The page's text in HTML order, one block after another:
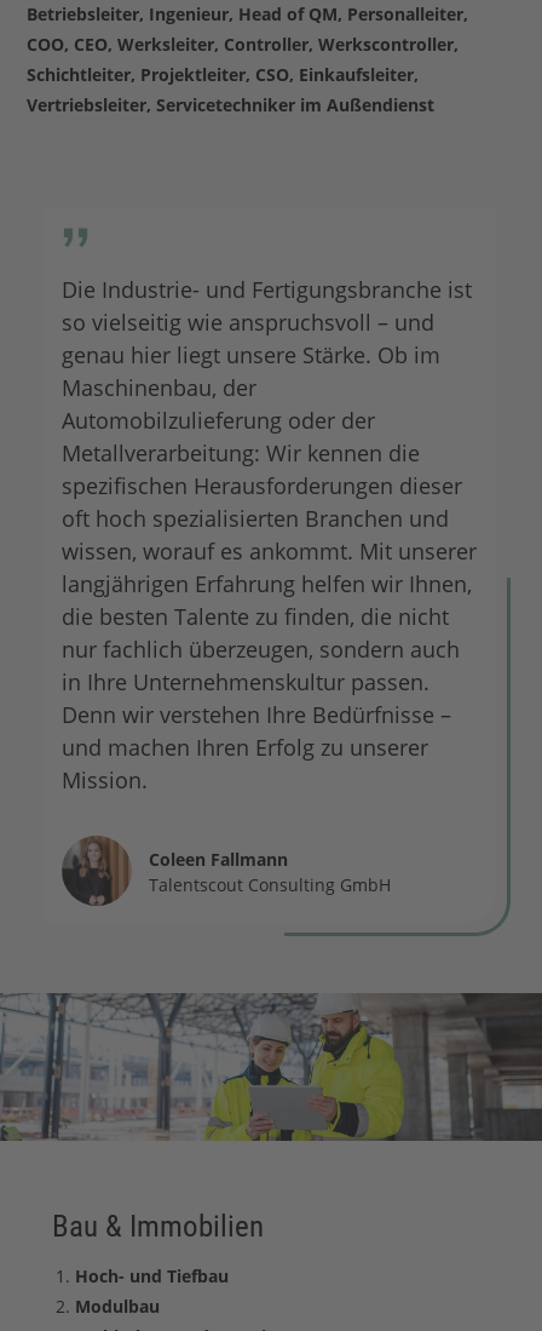
Betriebsleiter, Ingenieur, Head of QM, Personalleiter,
COO, CEO, Werksleiter, Controller, Werkscontroller,
Schichtleiter, Projektleiter, CSO, Einkaufsleiter,
Vertriebsleiter, Servicetechniker im Außendienst
Die Industrie- und Fertigungsbranche ist
so vielseitig wie anspruchsvoll – und
genau hier liegt unsere Stärke. Ob im
Maschinenbau, der
Automobilzulieferung oder der
Metallverarbeitung: Wir kennen die
spezifischen Herausforderungen dieser
oft hoch spezialisierten Branchen und
wissen, worauf es ankommt. Mit unserer
langjährigen Erfahrung helfen wir Ihnen,
die besten Talente zu finden, die nicht
nur fachlich überzeugen, sondern auch
in Ihre Unternehmenskultur passen.
Denn wir verstehen Ihre Bedürfnisse –
und machen Ihren Erfolg zu unserer
Mission.
Coleen Fallmann
Talentscout Consulting GmbH
Bau & Immobilien
Hoch- und Tiefbau
Modulbau